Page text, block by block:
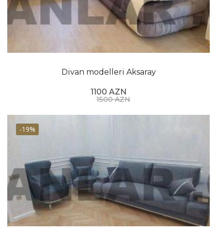
Divan modelleri Aksaray
1100 AZN
1500 AZN
-19%